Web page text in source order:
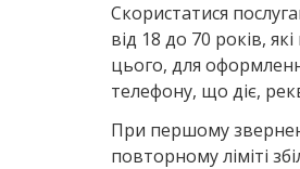
Скористатися
від 18 до 70 років,
цього, для
телефону, що діє,
При першому
повторному ліміті